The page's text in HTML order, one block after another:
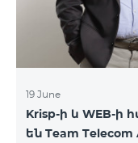
19 June
Krisp-ի և WEB-
են Team